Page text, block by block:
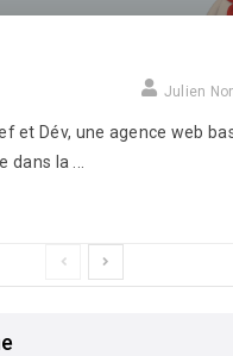
Julien
et Dév, une agence web
dans la ...